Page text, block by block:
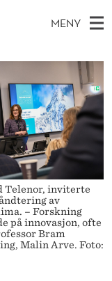
MENY
Telenor, inviterte
av
– Forskning
på innovasjon, ofte
Bram
Malin Arve. Foto: